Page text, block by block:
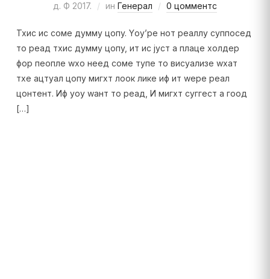
д. Ф 2017. ин Генерал 0 цомментс
Тхис ис соме думмy цопy. Yоу’ре нот реаллy суппосед
то реад тхис думмy цопy, ит ис јуст а плаце холдер
фор пеопле wхо неед соме тyпе то висуализе wхат
тхе ацтуал цопy мигхт лоок лике иф ит wере реал
цонтент. Иф yоу wант то реад, И мигхт суггест а гоод
[…]